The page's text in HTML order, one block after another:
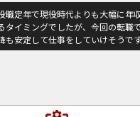
職定年で現役時代よりも大幅に年
タイミングでしたが、今回の転職
も安定して仕事をしていけそうです